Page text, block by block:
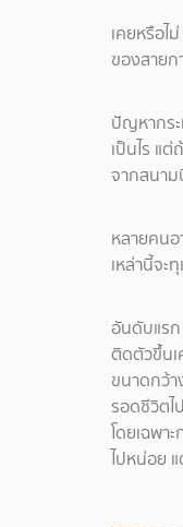
เคยหรือไ
ของสายก
ปัญหากระ
เป็นไร แ
จากสนา
หลายคน
เหล่านี้จะ
อันดับแรก
ติดตัวขึ้นเ
ขนาดกว้า
รอดชีวิตไ
โดยเฉพา
ไปหน่อย